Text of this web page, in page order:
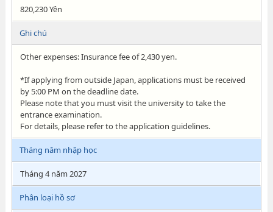
820,230 Yên
Ghi chú
Other expenses: Insurance fee of 2,430 yen.
*If applying from outside Japan, applications must be received
by 5:00 PM on the deadline date.
Please note that you must visit the university to take the
entrance examination.
For details, please refer to the application guidelines.
Tháng năm nhập học
Tháng 4 năm 2027
Phân loại hồ sơ